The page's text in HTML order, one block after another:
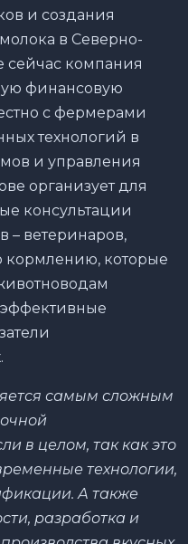
и создания
в Северно-
сейчас компания
финансовую
с фермерами
технологий в
и управления
организует для
консультации
– ветеринаров,
кормлению, которые
эффективные
самым сложным
в целом, так как это
технологии,
А также
разработка и